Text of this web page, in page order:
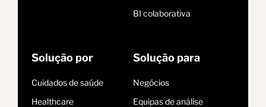
BI colaborativa
Solução por
Cuidados de saúde
Healthcare
Solução para
Negócios
Equipas de análise